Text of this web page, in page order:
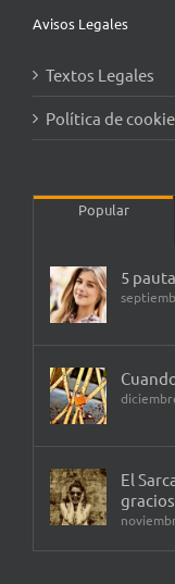
Avisos Legales
Textos Legales
Política de
Popular
5
El